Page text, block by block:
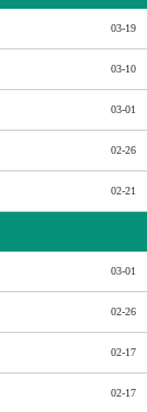
03-19
03-10
03-01
02-26
02-21
03-01
02-26
02-17
02-17